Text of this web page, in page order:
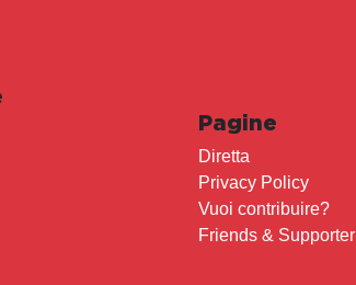
Pagine
Diretta
Privacy Policy
Vuoi contribuire?
Friends & Supporter